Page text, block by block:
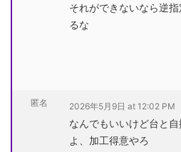
それができないなら逆
るな
匿名 2026年5月9日 at 12:02 PM
なんでもいいけど台と
よ、加工得意やろ